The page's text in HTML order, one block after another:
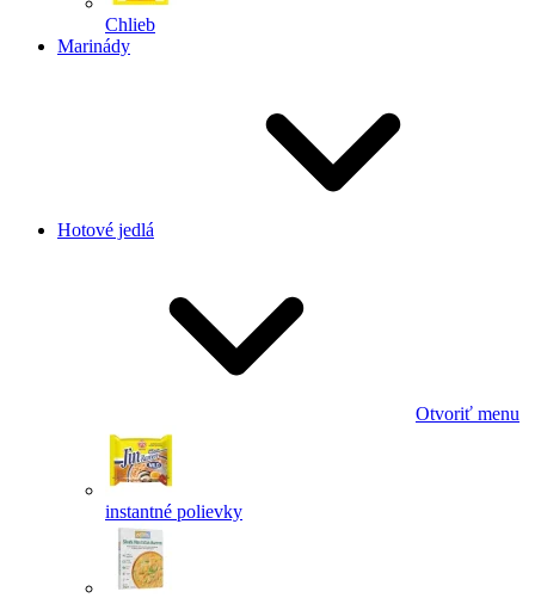
Chlieb
Marinády
Hotové jedlá
Otvoriť menu
instantné polievky